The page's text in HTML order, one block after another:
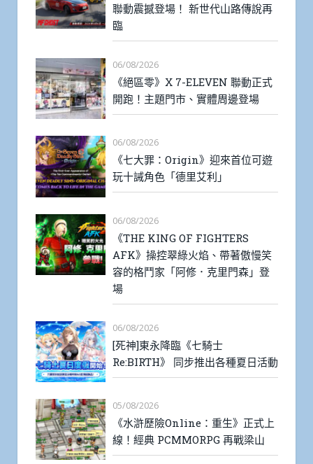
聯動震撼登場！ 新世代山路傳說再
臨
06/08/2026
《絕區零》X 7-ELEVEN 聯動正式
開跑！主題門市、實體周邊登場
06/08/2026
《七大罪：Origin》迎來首位可遊
玩十誡角色「德里艾利」
06/08/2026
《THE KING OF FIGHTERS
AFK》操控翠綠火焰、帶著傲慢笑
容的格鬥家「阿修．克里門森」登
場
06/08/2026
[死神]東永降臨《七騎士
Re:BIRTH》 同步推出各種夏日活動
05/08/2026
《水滸歷險Online：重生》正式上
線！經典 PCMMORPG 再戰梁山